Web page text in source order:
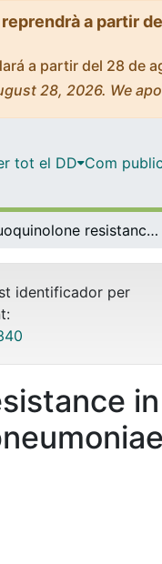
a partir
a partir del 28 de
28, 2026. We
tot el DD Com
Fluoquinolone resistance in Streptococcus pneumoniae
identificador per
in